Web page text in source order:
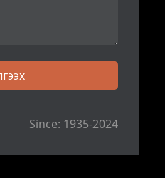
Since: 1935-2024